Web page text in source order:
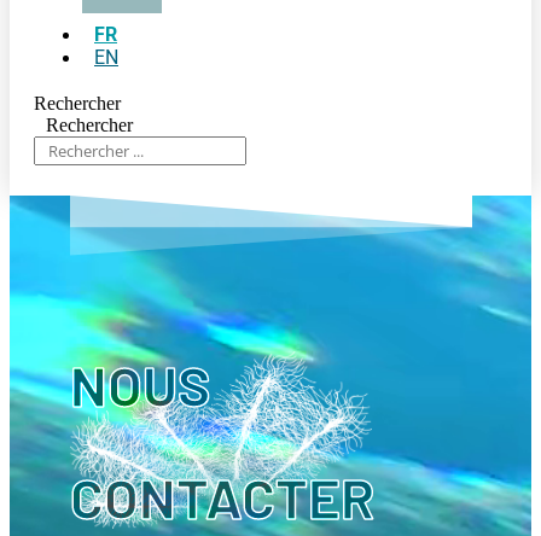
FR
EN
Rechercher
Rechercher
NOUS
CONTACTER